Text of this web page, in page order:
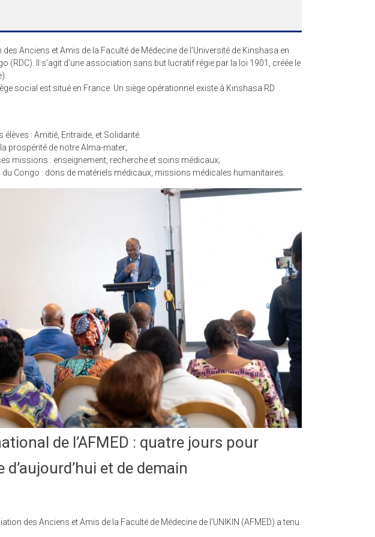
des Anciens et Amis de la Faculté de Médecine de l’Université de Kinshasa en
(RDC). Il s’agit d’une association sans but lucratif régie par la loi 1901, créée le
social est situé en France. Un siège opérationnel existe à Kinshasa RD
: Amitié, Entraide, et Solidarité.
prospérité de notre Alma-mater;
missions : enseignement, recherche et soins médicaux;
Congo : dons de matériels médicaux, missions médicales humanitaires.
de l’AFMED : quatre jours pour
et de demain
des Anciens et Amis de la Faculté de Médecine de l’UNIKIN (AFMED) a tenu